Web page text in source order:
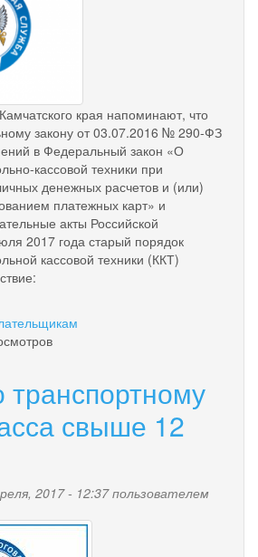
края напоминают, что
закону от 03.07.2016 № 290-ФЗ
в Федеральный закон «О
кассовой техники при
денежных расчетов и (или)
платежных карт» и
акты Российской
2017 года старый порядок
кассовой техники (ККТ)
транспортному
свыше 12
2017 - 12:37 пользователем